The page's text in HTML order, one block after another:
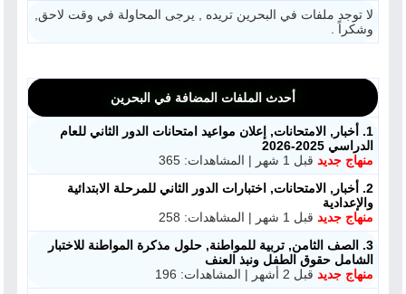
ملفات للمدرس
ملفات تعليمية
الكتب المدرسية
تسجيل دخول
لا توجد ملفات في البحرين تريده , يرجى المحاولة في وقت لاحق,
وشكراً .
أحدث الملفات المضافة في البحرين
1. أخبار, الامتحانات, إعلان مواعيد امتحانات الدور الثاني للعام
الدراسي 2025-2026
منهاج جديد قبل 1 شهر | المشاهدات: 365
2. أخبار, الامتحانات, اختبارات الدور الثاني للمرحلة الابتدائية
والإعدادية
منهاج جديد قبل 1 شهر | المشاهدات: 258
3. الصف الثامن, تربية للمواطنة, حلول مذكرة المواطنة للاختبار
الشامل حقوق الطفل ونبذ العنف
منهاج جديد قبل 2 أشهر | المشاهدات: 196